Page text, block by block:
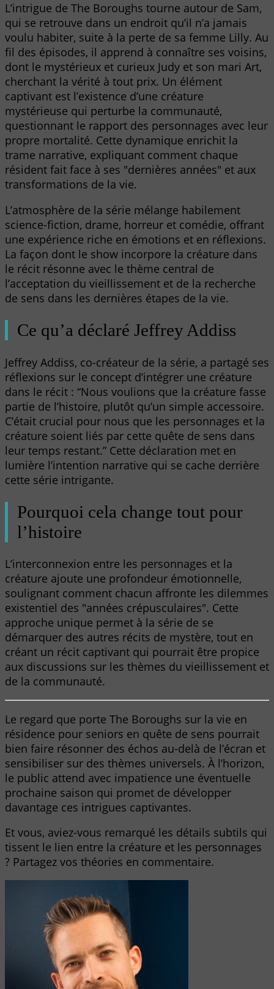
L’intrigue de The Boroughs tourne autour de Sam,
qui se retrouve dans un endroit qu’il n’a jamais
voulu habiter, suite à la perte de sa femme Lilly. Au
fil des épisodes, il apprend à connaître ses voisins,
dont le mystérieux et curieux Judy et son mari Art,
cherchant la vérité à tout prix. Un élément
captivant est l’existence d’une créature
mystérieuse qui perturbe la communauté,
questionnant le rapport des personnages avec leur
propre mortalité. Cette dynamique enrichit la
trame narrative, expliquant comment chaque
résident fait face à ses "dernières années" et aux
transformations de la vie.
L’atmosphère de la série mélange habilement
science-fiction, drame, horreur et comédie, offrant
une expérience riche en émotions et en réflexions.
La façon dont le show incorpore la créature dans
le récit résonne avec le thème central de
l’acceptation du vieillissement et de la recherche
de sens dans les dernières étapes de la vie.
Ce qu’a déclaré Jeffrey Addiss
Jeffrey Addiss, co-créateur de la série, a partagé ses
réflexions sur le concept d’intégrer une créature
dans le récit : “Nous voulions que la créature fasse
partie de l’histoire, plutôt qu’un simple accessoire.
C’était crucial pour nous que les personnages et la
créature soient liés par cette quête de sens dans
leur temps restant.” Cette déclaration met en
lumière l’intention narrative qui se cache derrière
cette série intrigante.
Pourquoi cela change tout pour
l’histoire
L’interconnexion entre les personnages et la
créature ajoute une profondeur émotionnelle,
soulignant comment chacun affronte les dilemmes
existentiel des "années crépusculaires". Cette
approche unique permet à la série de se
démarquer des autres récits de mystère, tout en
créant un récit captivant qui pourrait être propice
aux discussions sur les thèmes du vieillissement et
de la communauté.
Le regard que porte The Boroughs sur la vie en
résidence pour seniors en quête de sens pourrait
bien faire résonner des échos au-delà de l’écran et
sensibiliser sur des thèmes universels. À l’horizon,
le public attend avec impatience une éventuelle
prochaine saison qui promet de développer
davantage ces intrigues captivantes.
Et vous, aviez-vous remarqué les détails subtils qui
tissent le lien entre la créature et les personnages
? Partagez vos théories en commentaire.